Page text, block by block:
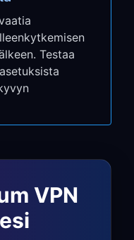
→
→Advanced
Manual
IP address
settings
Testaa
VPN